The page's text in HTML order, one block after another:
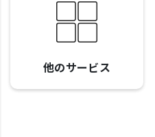
他のサービス